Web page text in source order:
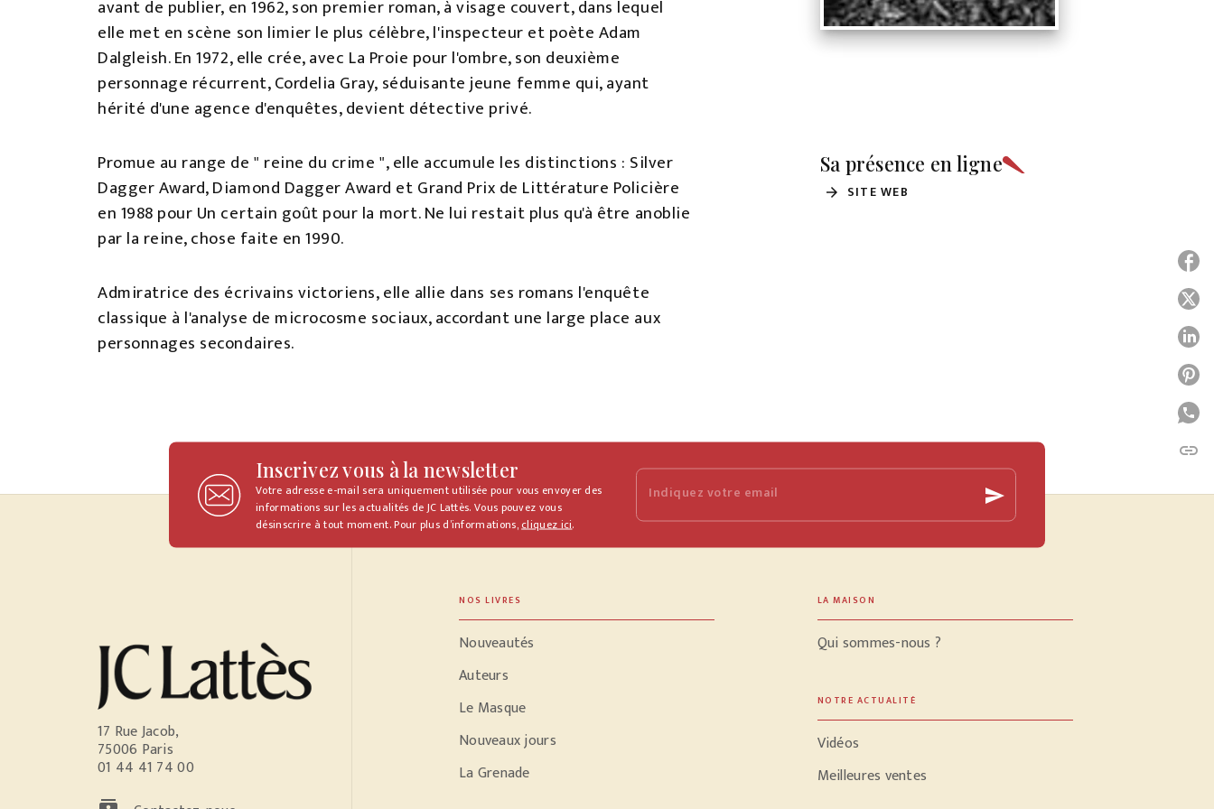
avant de publier, en 1962, son premier roman, à visage couvert, dans lequel
elle met en scène son limier le plus célèbre, l'inspecteur et poète Adam
Dalgleish. En 1972, elle crée, avec La Proie pour l'ombre, son deuxième
personnage récurrent, Cordelia Gray, séduisante jeune femme qui, ayant
hérité d'une agence d'enquêtes, devient détective privé.
Promue au range de " reine du crime ", elle accumule les distinctions : Silver
Dagger Award, Diamond Dagger Award et Grand Prix de Littérature Policière
en 1988 pour Un certain goût pour la mort. Ne lui restait plus qu'à être anoblie
par la reine, chose faite en 1990.
Admiratrice des écrivains victoriens, elle allie dans ses romans l'enquête
classique à l'analyse de microcosme sociaux, accordant une large place aux
personnages secondaires.
Sa présence en ligne
arrow_forward SITE WEB
link
Inscrivez vous à la newsletter
Votre adresse e-mail sera uniquement utilisée pour vous envoyer des
informations sur les actualités de JC Lattès. Vous pouvez vous
désinscrire à tout moment. Pour plus d’informations,cliquez ici.
Indiquez votre email send
17 Rue Jacob,
75006 Paris
01 44 41 74 00
NOS LIVRES
Nouveautés
Auteurs
Le Masque
Nouveaux jours
La Grenade
LA MAISON
Qui sommes-nous ?
NOTRE ACTUALITÉ
Vidéos
Meilleures ventes